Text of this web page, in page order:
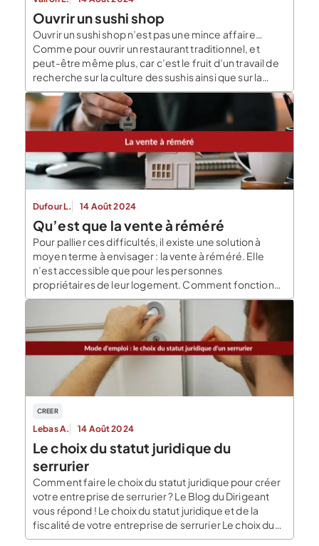
Ouvrir un sushi shop
Ouvrir un sushi shop n’est pas une mince affaire…
Comme pour ouvrir un restaurant traditionnel, et
peut-être même plus, car c’est le fruit d’un travail de
recherche sur la culture des sushis ainsi que sur la
création d’entreprise. Le Blog du Dirigeant vous
donne les étapes à suivre pour un sushi shop réussi !
Comment […]
Dufour L. 14 Août 2024
Qu’est que la vente à réméré
Pour pallier ces difficultés, il existe une solution à
moyen terme à envisager : la vente à réméré. Elle
n’est accessible que pour les personnes
propriétaires de leur logement. Comment fonctionne
une vente à réméré ? Dès le début, il est nécessaire
de mentionner que la vente à réméré est aussi
qualifiée de vente avec faculté de […]
CREER
Lebas A. 14 Août 2024
Le choix du statut juridique du
serrurier
Comment faire le choix du statut juridique pour créer
votre entreprise de serrurier ? Le Blog du Dirigeant
vous répond ! Le choix du statut juridique et de la
fiscalité de votre entreprise de serrurier Le choix du
statut juridique pour créer une entreprise de serrurier